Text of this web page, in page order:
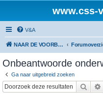
www.css-
V&A
NAAR DE VOORBEELDEN
Onbeantwoorde
Ga naar uitgebreid zoeken
Zoek